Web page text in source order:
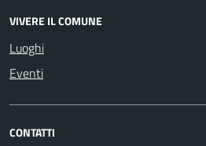
VIVERE IL COMUNE
Luoghi
Eventi
CONTATTI